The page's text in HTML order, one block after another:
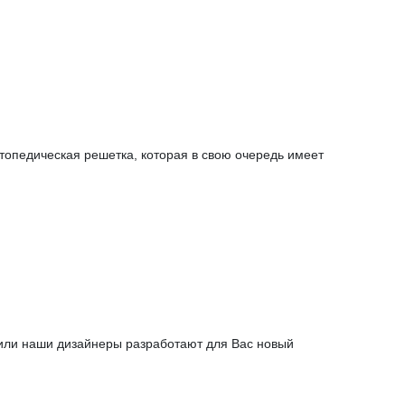
решетка, которая в свою очередь имеет
наши дизайнеры разработают для Вас новый